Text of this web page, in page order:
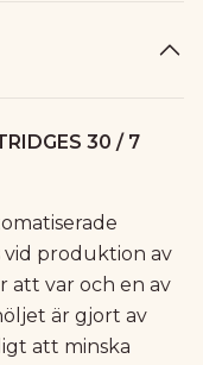
30 / 7
vid produktion av
att var och en av
är gjort av
att minska